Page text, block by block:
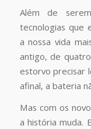
Além de
tecnologias que
a nossa vida
antigo, de
estorvo precisar
afinal, a bateria
Mas com os
a história muda.